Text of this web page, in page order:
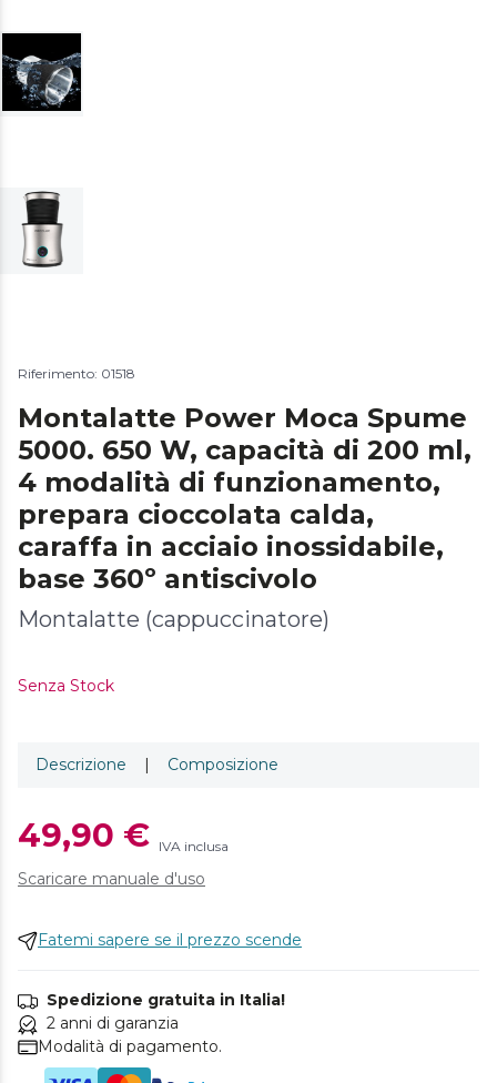
Riferimento: 01518
Montalatte Power Moca Spume
5000. 650 W, capacità di 200 ml,
4 modalità di funzionamento,
prepara cioccolata calda,
caraffa in acciaio inossidabile,
base 360º antiscivolo
Montalatte (cappuccinatore)
Senza Stock
Descrizione | Composizione
49,90 € IVA inclusa
Scaricare manuale d'uso
Fatemi sapere se il prezzo scende
Spedizione gratuita in Italia!
2 anni di garanzia
Modalità di pagamento.